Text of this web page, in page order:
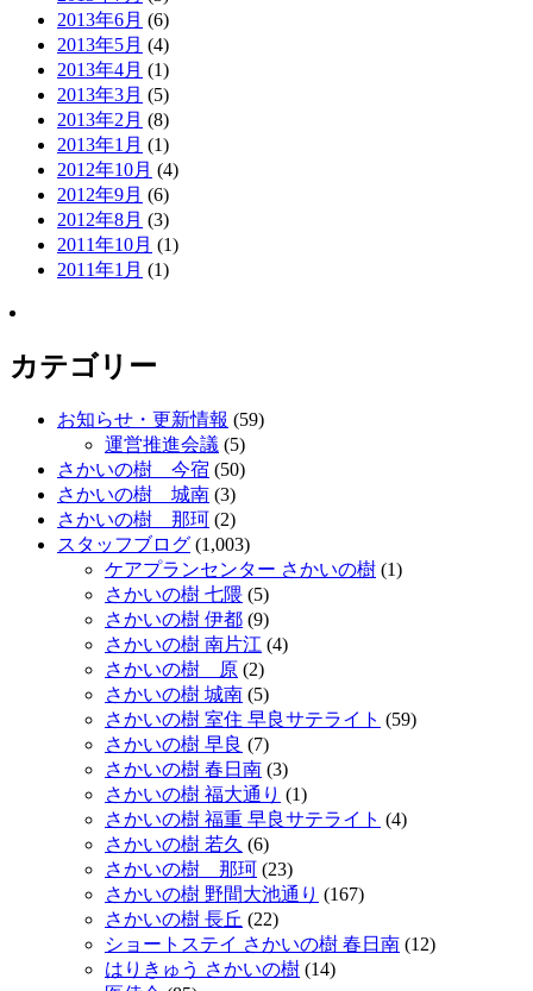
2013年6月 (6)
2013年5月 (4)
2013年4月 (1)
2013年3月 (5)
2013年2月 (8)
2013年1月 (1)
2012年10月 (4)
2012年9月 (6)
2012年8月 (3)
2011年10月 (1)
2011年1月 (1)
カテゴリー
お知らせ・更新情報 (59)
運営推進会議 (5)
さかいの樹 今宿 (50)
さかいの樹 城南 (3)
さかいの樹 那珂 (2)
スタッフブログ (1,003)
ケアプランセンター さかいの樹 (1)
さかいの樹 七隈 (5)
さかいの樹 伊都 (9)
さかいの樹 南片江 (4)
さかいの樹 原 (2)
さかいの樹 城南 (5)
さかいの樹 室住 早良サテライト (59)
さかいの樹 早良 (7)
さかいの樹 春日南 (3)
さかいの樹 福大通り (1)
さかいの樹 福重 早良サテライト (4)
さかいの樹 若久 (6)
さかいの樹 那珂 (23)
さかいの樹 野間大池通り (167)
さかいの樹 長丘 (22)
ショートステイ さかいの樹 春日南 (12)
はりきゅう さかいの樹 (14)